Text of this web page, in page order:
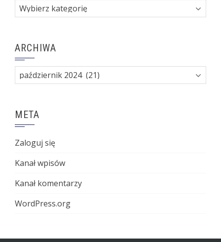
Kategorie
ARCHIWA
Archiwa
META
Zaloguj się
Kanał wpisów
Kanał komentarzy
WordPress.org